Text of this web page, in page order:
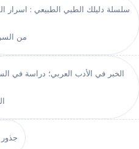
سلسلة دليلك الطبي الطبيعي : اسرار
من
الخبر في الأدب العربي؛ دراسة في
جذور